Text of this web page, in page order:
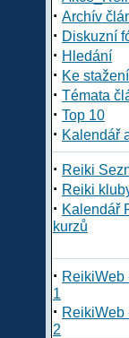
· Archív
· Diskuzní
· Hledání
· Ke stažení
· Témata
· Top 10
· Kalendář
· Reiki
· Reiki
· Kalendář
kurzů
· ReikiWeb
1
· ReikiWeb
2